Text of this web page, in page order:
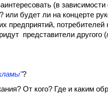
(в зависимости
или будет ли на концерте
предприятий,
представители другого (
?
От кого? Где и каким